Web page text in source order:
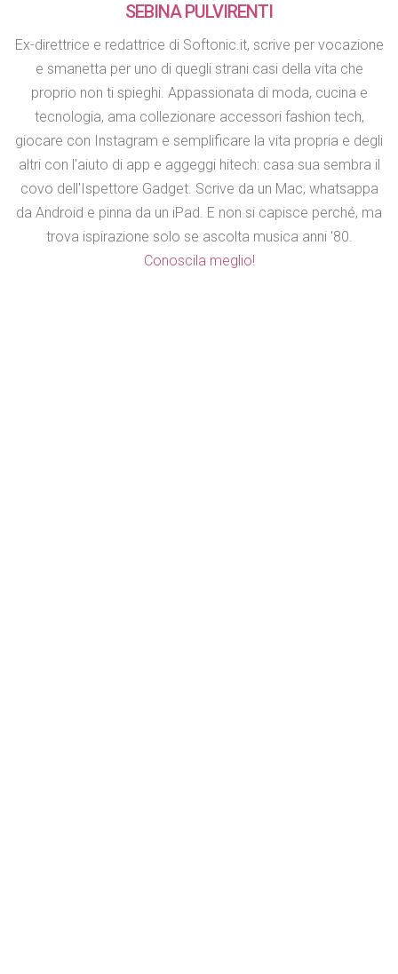
SEBINA PULVIRENTI
Ex-direttrice e redattrice di Softonic.it, scrive per vocazione
e smanetta per uno di quegli strani casi della vita che
proprio non ti spieghi. Appassionata di moda, cucina e
tecnologia, ama collezionare accessori fashion tech,
giocare con Instagram e semplificare la vita propria e degli
altri con l'aiuto di app e aggeggi hitech: casa sua sembra il
covo dell'Ispettore Gadget. Scrive da un Mac, whatsappa
da Android e pinna da un iPad. E non si capisce perché, ma
trova ispirazione solo se ascolta musica anni '80.
Conoscila meglio!